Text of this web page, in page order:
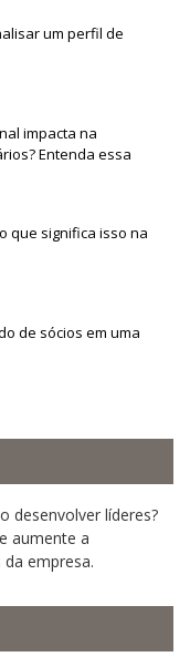
um perfil de
impacta na
Entenda essa
que significa isso na
de sócios em uma
desenvolver líderes?
aumente a
empresa.